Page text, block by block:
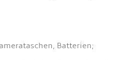
Batterien;